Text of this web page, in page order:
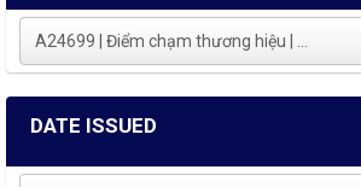
A24699 | Điểm chạm thương hiệu | ...
DATE ISSUED